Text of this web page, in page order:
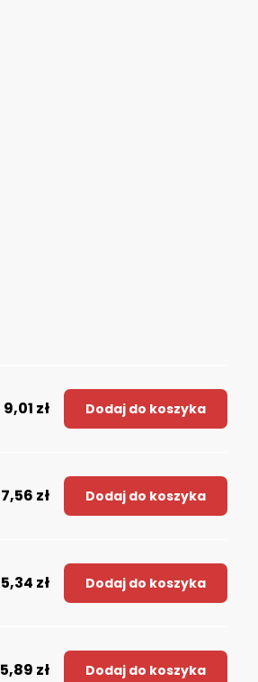
9,01 zł Dodaj do koszyka
7,56 zł Dodaj do koszyka
5,34 zł Dodaj do koszyka
5,89 zł Dodaj do koszyka